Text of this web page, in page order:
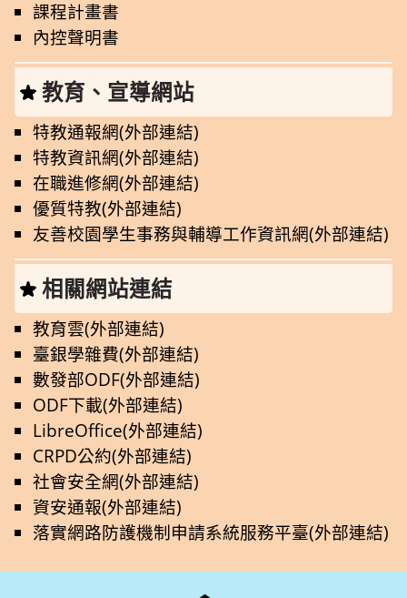
課程計畫書
內控聲明書
教育、宣導網站
特教通報網(外部連結)
特教資訊網(外部連結)
在職進修網(外部連結)
優質特教(外部連結)
友善校園學生事務與輔導工作資訊網(外部連結)
相關網站連結
教育雲(外部連結)
臺銀學雜費(外部連結)
數發部ODF(外部連結)
ODF下載(外部連結)
LibreOffice(外部連結)
CRPD公約(外部連結)
社會安全網(外部連結)
資安通報(外部連結)
落實網路防護機制申請系統服務平臺(外部連結)